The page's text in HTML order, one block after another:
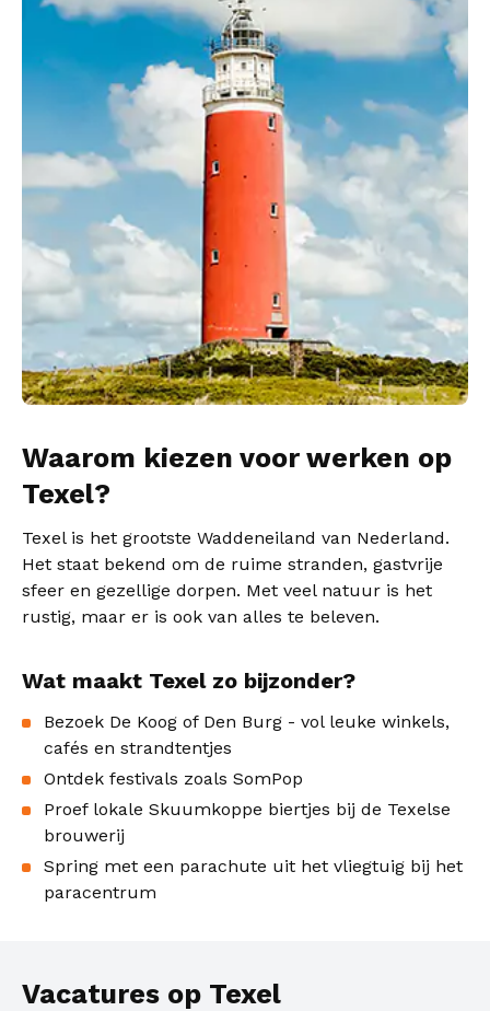
Waarom kiezen voor werken op
Texel?
Texel is het grootste Waddeneiland van Nederland.
Het staat bekend om de ruime stranden, gastvrije
sfeer en gezellige dorpen. Met veel natuur is het
rustig, maar er is ook van alles te beleven.
Wat maakt Texel zo bijzonder?
Bezoek De Koog of Den Burg - vol leuke winkels,
cafés en strandtentjes
Ontdek festivals zoals SomPop
Proef lokale Skuumkoppe biertjes bij de Texelse
brouwerij
Spring met een parachute uit het vliegtuig bij het
paracentrum
Vacatures op Texel